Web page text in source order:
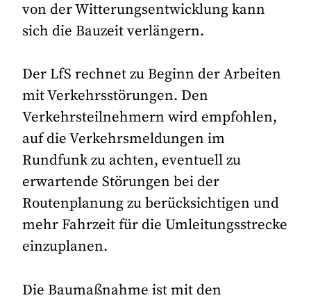
von der Witterungsentwicklung kann
sich die Bauzeit verlängern.
Der LfS rechnet zu Beginn der Arbeiten
mit Verkehrsstörungen. Den
Verkehrsteilnehmern wird empfohlen,
auf die Verkehrsmeldungen im
Rundfunk zu achten, eventuell zu
erwartende Störungen bei der
Routenplanung zu berücksichtigen und
mehr Fahrzeit für die Umleitungsstrecke
einzuplanen.
Die Baumaßnahme ist mit den